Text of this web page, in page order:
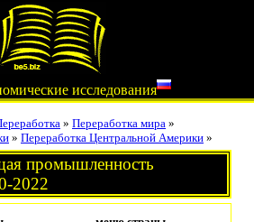
исследования
» Переработка мира »
» Переработка Центральной Америки »
промышленность
2022